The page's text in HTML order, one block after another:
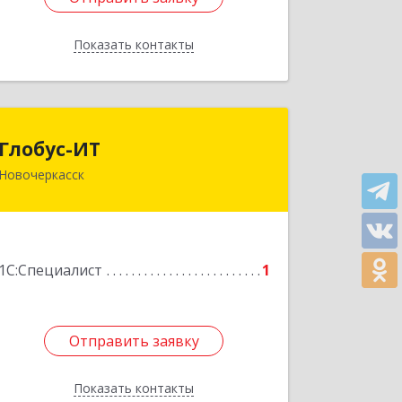
Показать контакты
Назад
Глобус-ИТ
Новочеркасск
1С:Специалист 1
Отправить заявку
Показать контакты
Ростовская обл, Новочеркасск г,
Отправить заявку
Назад